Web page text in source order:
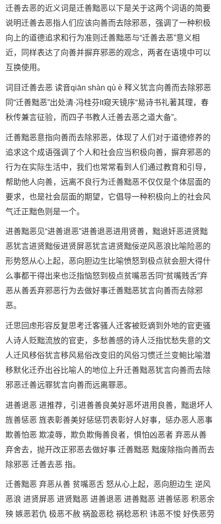
迁善去恶的近义词是迁善黜恶以下是关于这两个词语的简要
说明迁善去恶指人们应该向善而去除邪恶，强调了一种积极
向上的道德追求和行为准则迁善黜恶与“迁善去恶”意义相
近，同样表达了向善并摒弃邪恶的观念，两者在语境中可以
互换使用。
词目迁善去恶 读音qiān shàn qù è 释义犹言向善而去除邪恶
同“迁善黜恶”出处清·冯桂芬lt窥天镜序“易诗书礼著其理，春
秋传兼言征验，而四子书教人迁善去恶之道大备”。
迁善黜恶意指向善而去除邪恶，体现了人们对于道德修养的
追求这个成语强调了个人和社会应当积极向善，摒弃邪恶的
行为在实际生活中，我们也常常看到人们通过教育和引导，
帮助他人向善，远离不良行为迁善黜恶不仅仅是个体层面的
要求，也是社会层面的期望，它倡导一种积极向上的社会风
气迁正黜色则是一个。
进善黜恶见“进善退恶”进善退恶进用贤善，黜退奸恶进贤黜
恶犹言进贤黜佞进贤屏恶犹言进贤黜佞逆风恶浪比喻险恶的
形势怒从心上起，恶向胆边生比喻愤怒到极点就会胆大得什
么事都干得出来也泛指恼怒到极点贫嘴恶舌同“贫嘴贱舌”弃
恶从善丢弃邪恶行为去做好事迁善黜恶犹言向善而去除邪
恶。
迁思回虑形容反复思考迁客骚人迁客被贬谪到外地的官吏骚
人诗人贬黜流放的官吏，多愁善感的诗人泛指忧愁失意的文
人迁风移俗犹言移风易俗改变旧的风俗习惯迁兰变鲍比喻潜
移默化迁乔出谷比喻人的地位上升迁善黜恶犹言向善而去除
邪恶迁善远罪犹言向善而远离罪恶。
进善退恶 进推荐，引进善善良美好恶坏进用良善，黜退坏人
旌善惩恶 旌表彰善美好惩惩罚表彰好人好事，惩办恶人恶事
欺善怕恶 欺凌辱，欺负欺侮善良者，惧怕凶恶者 弃恶从善
弃舍去，抛开改正邪恶去做好事 迁善黜恶 黜废除指向善而去
除邪恶 迁善去恶 指。
迁善黜恶 弃恶从善 贫嘴恶舌 怒从心上起，恶向胆边生 逆风
恶浪 进贤屏恶 进贤黜恶 进善退恶 进善黜恶 进善惩恶 积恶余
殃 嫉恶若仇 极恶不赦 祸盈恶稔 祸稔恶积 讳恶不悛 好佚恶劳